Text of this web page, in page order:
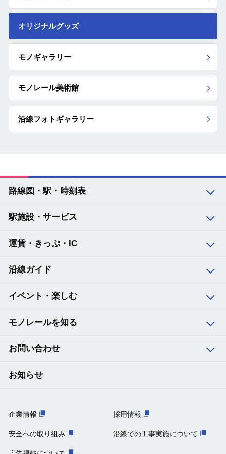
オリジナルグッズ
モノギャラリー
モノレール美術館
沿線フォトギャラリー
路線図・駅・時刻表
14
16 山田
駅施設・サービス
運賃・きっぷ・IC
沿線ガイド
イベント・楽しむ
モノレールを知る
お問い合わせ
お知らせ
企業情報 採用情報
安全への取り組み 沿線での工事実施について